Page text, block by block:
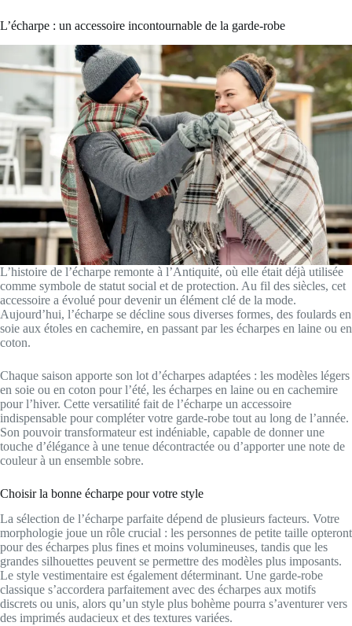
L’écharpe : un accessoire incontournable de la garde-robe
L’histoire de l’écharpe remonte à l’Antiquité, où elle était déjà utilisée
comme symbole de statut social et de protection. Au fil des siècles, cet
accessoire a évolué pour devenir un élément clé de la mode.
Aujourd’hui, l’écharpe se décline sous diverses formes, des foulards en
soie aux étoles en cachemire, en passant par les écharpes en laine ou en
coton.
Chaque saison apporte son lot d’écharpes adaptées : les modèles légers
en soie ou en coton pour l’été, les écharpes en laine ou en cachemire
pour l’hiver. Cette versatilité fait de l’écharpe un accessoire
indispensable pour compléter votre garde-robe tout au long de l’année.
Son pouvoir transformateur est indéniable, capable de donner une
touche d’élégance à une tenue décontractée ou d’apporter une note de
couleur à un ensemble sobre.
Choisir la bonne écharpe pour votre style
La sélection de l’écharpe parfaite dépend de plusieurs facteurs. Votre
morphologie joue un rôle crucial : les personnes de petite taille opteront
pour des écharpes plus fines et moins volumineuses, tandis que les
grandes silhouettes peuvent se permettre des modèles plus imposants.
Le style vestimentaire est également déterminant. Une garde-robe
classique s’accordera parfaitement avec des écharpes aux motifs
discrets ou unis, alors qu’un style plus bohème pourra s’aventurer vers
des imprimés audacieux et des textures variées.